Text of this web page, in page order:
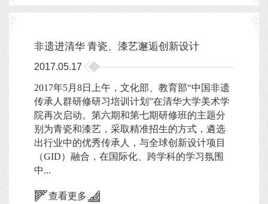
非遗进清华 青瓷、漆艺邂逅创新设计
2017.05.17
2017年5月8日上午，文化部、教育部“中国非遗
传承人群研修研习培训计划”在清华大学美术学
院再次启动。第六期和第七期研修班的主题分
别为青瓷和漆艺，采取精准招生的方式，遴选
出行业中的优秀传承人，与全球创新设计项目
（GID）融合，在国际化、跨学科的学习氛围
中...
查看更多